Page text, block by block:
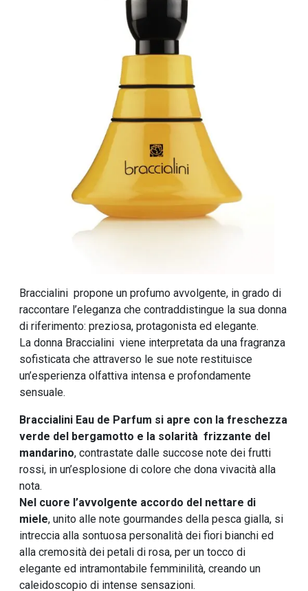
Braccialini propone un profumo avvolgente, in grado di
raccontare l’eleganza che contraddistingue la sua donna
di riferimento: preziosa, protagonista ed elegante.
La donna Braccialini viene interpretata da una fragranza
sofisticata che attraverso le sue note restituisce
un’esperienza olfattiva intensa e profondamente
sensuale.
Braccialini Eau de Parfum si apre con la freschezza
verde del bergamotto e la solarità frizzante del
mandarino, contrastate dalle succose note dei frutti
rossi, in un’esplosione di colore che dona vivacità alla
nota.
Nel cuore l’avvolgente accordo del nettare di
miele, unito alle note gourmandes della pesca gialla, si
intreccia alla sontuosa personalità dei fiori bianchi ed
alla cremosità dei petali di rosa, per un tocco di
elegante ed intramontabile femminilità, creando un
caleidoscopio di intense sensazioni.